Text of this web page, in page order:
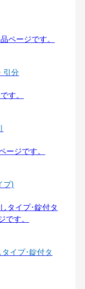
引分
プ)
イプ･錠付タ